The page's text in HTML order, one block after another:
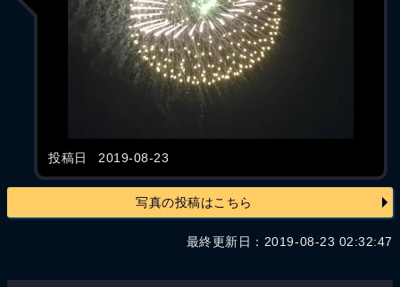
投稿日 2019-08-23
写真の投稿はこちら
最終更新日：2019-08-23 02:32:47